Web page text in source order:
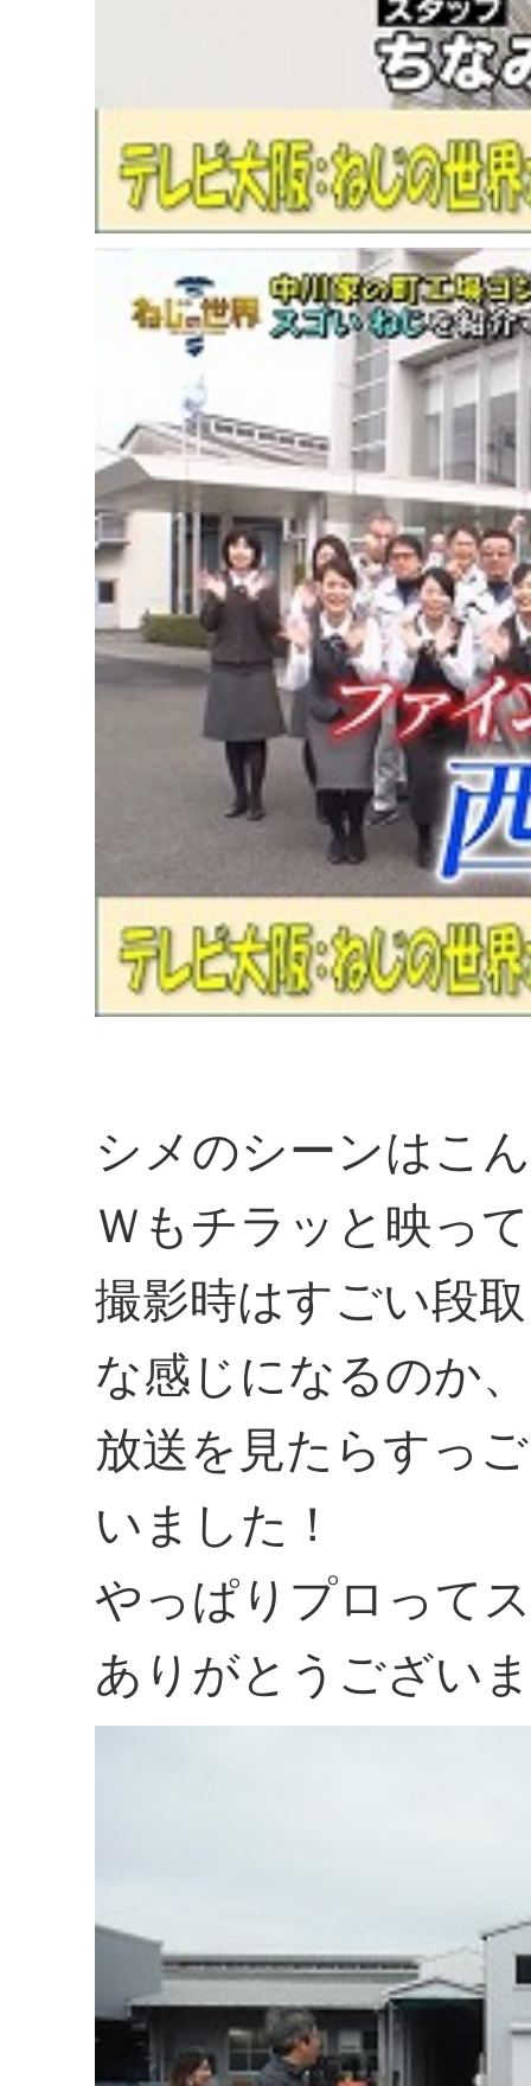
シメのシーンはこ
Ｗもチラッと映っ
撮影時はすごい段
な感じになるのか
放送を見たらすっ
いました！
やっぱりプロって
ありがとうござい